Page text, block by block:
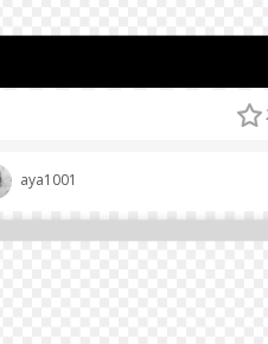
aya1001